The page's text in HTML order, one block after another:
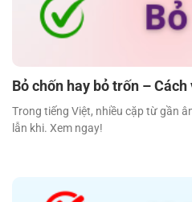
Bỏ chốn hay bỏ trốn –
Trong tiếng Việt, nhiều cặp từ gần
lẫn khi. Xem ngay!